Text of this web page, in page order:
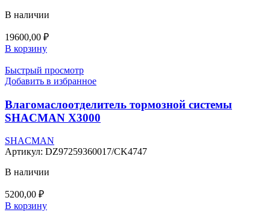
В наличии
19600,00 ₽
В корзину
Быстрый просмотр
Добавить в избранное
Влагомаслоотделитель тормозной системы
SHACMAN X3000
SHACMAN
Артикул: DZ97259360017/CK4747
В наличии
5200,00 ₽
В корзину